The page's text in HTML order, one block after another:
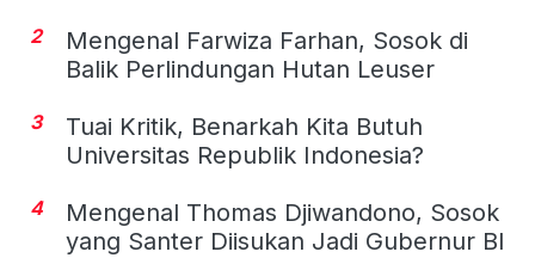
2
Mengenal Farwiza Farhan, Sosok di
Balik Perlindungan Hutan Leuser
3
Tuai Kritik, Benarkah Kita Butuh
Universitas Republik Indonesia?
4
Mengenal Thomas Djiwandono, Sosok
yang Santer Diisukan Jadi Gubernur BI